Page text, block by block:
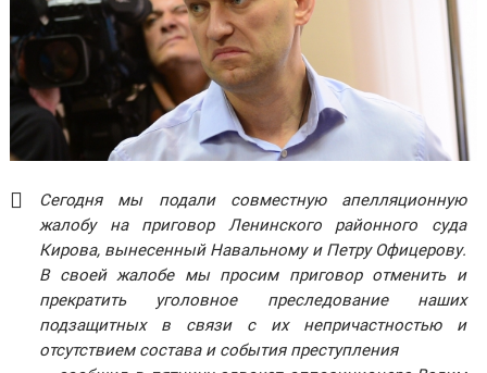
Сегодня мы подали совместную апелляционную
жалобу на приговор Ленинского районного суда
Кирова, вынесенный Навальному и Петру Офицерову.
В своей жалобе мы просим приговор отменить и
прекратить уголовное преследование наших
подзащитных в связи с их непричастностью и
отсутствием состава и события преступления